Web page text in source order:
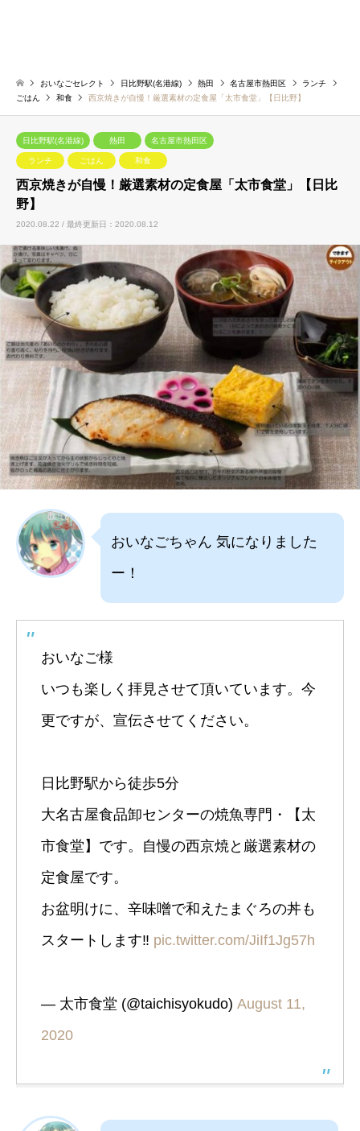
おいなごセレクト 日比野駅(名港線) 熱田 名古屋市熱田区
ランチ
ごはん
和食 西京焼きが自慢！厳選素材の定食屋「太市食堂」【日比野】
日比野駅(名港線) 熱田 名古屋市熱田区
ランチ ごはん 和食
西京焼きが自慢！厳選素材の定食屋「太市食堂」【日比
野】
2020.08.22 / 最終更新日：2020.08.12
おいなごちゃん 気になりました
ー！
おいなご様
いつも楽しく拝見させて頂いています。今
更ですが、宣伝させてください。
日比野駅から徒歩5分
大名古屋食品卸センターの焼魚専門・【太
市食堂】です。自慢の西京焼と厳選素材の
定食屋です。
お盆明けに、辛味噌で和えたまぐろの丼も
スタートします‼️ pic.twitter.com/JiIf1Jg57h
— 太市食堂 (@taichisyokudo) August 11,
2020